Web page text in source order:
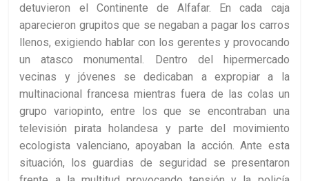
detuvieron el Continente de Alfafar. En cada caja
aparecieron grupitos que se negaban a pagar los carros
llenos, exigiendo hablar con los gerentes y provocando
un atasco monumental. Dentro del hipermercado
vecinas y jóvenes se dedicaban a expropiar a la
multinacional francesa mientras fuera de las colas un
grupo variopinto, entre los que se encontraban una
televisión pirata holandesa y parte del movimiento
ecologista valenciano, apoyaban la acción. Ante esta
situación, los guardias de seguridad se presentaron